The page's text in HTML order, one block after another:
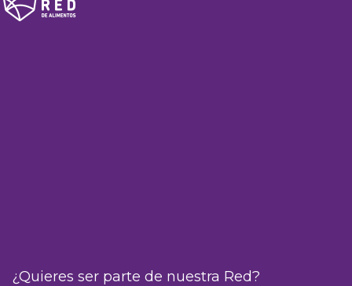
¿Quieres ser parte de nuestra Red?